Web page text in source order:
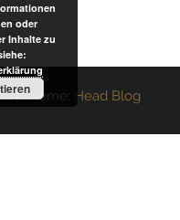
|Theme: Head Blog
oder
Inhalte zu